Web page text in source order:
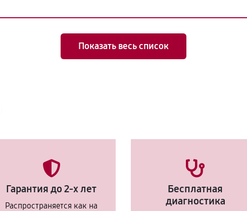
Показать весь список
Гарантия до 2-х лет
Распространяется как на
Бесплатная
диагностика